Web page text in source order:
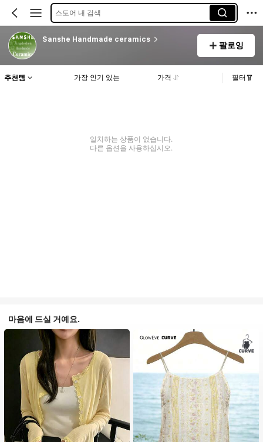
스토어 내 검색
Sanshe Handmade ceramics
팔로잉
추천템 가장 인기 있는 가격 필터
일치하는 상품이 없습니다.
다른 옵션을 사용하십시오.
마음에 드실 거예요.